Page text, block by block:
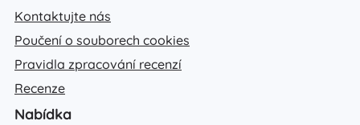
Kontaktujte nás
Poučení o souborech cookies
Pravidla zpracování recenzí
Recenze
Nabídka